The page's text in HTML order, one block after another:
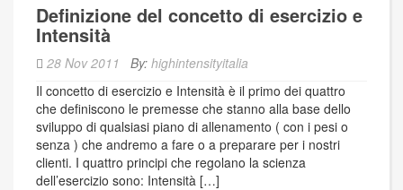
Definizione del concetto di esercizio e
Intensità
28 Nov 2011 By: highintensityitalia
Il concetto di esercizio e Intensità è il primo dei quattro
che definiscono le premesse che stanno alla base dello
sviluppo di qualsiasi piano di allenamento ( con i pesi o
senza ) che andremo a fare o a preparare per i nostri
clienti. I quattro principi che regolano la scienza
dell’esercizio sono: Intensità […]